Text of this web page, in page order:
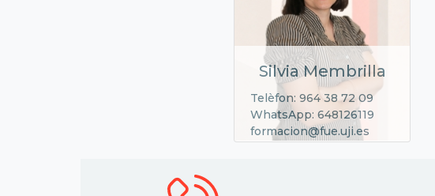
Silvia Membrilla
Telèfon: 964 38 72 09
WhatsApp: 648126119
formacion@fue.uji.es